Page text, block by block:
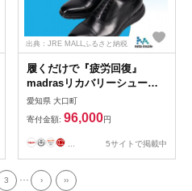
出典：JRE MALLふるさと納税
履くだけで『疲労回復』
madrasリカバリーシューズ
【指圧】M8834MT ブラック
26.0cm【1703077】
愛知県 大口町
寄付金額: 96,000円
... 5サイトで掲載中
3 ... › ››